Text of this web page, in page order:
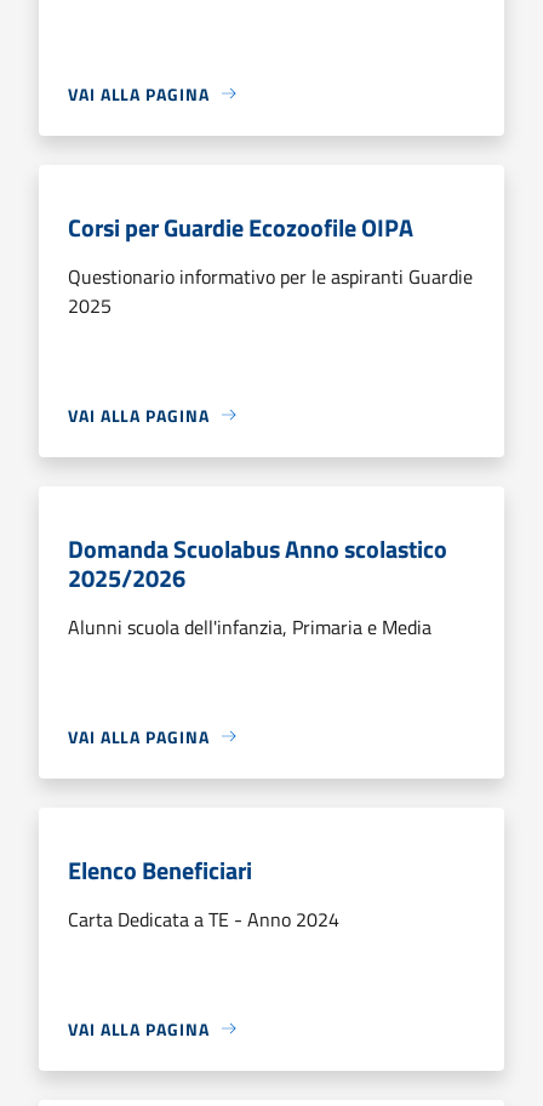
VAI ALLA PAGINA
Corsi per Guardie Ecozoofile OIPA
Questionario informativo per le aspiranti Guardie
2025
VAI ALLA PAGINA
Domanda Scuolabus Anno scolastico
2025/2026
Alunni scuola dell'infanzia, Primaria e Media
VAI ALLA PAGINA
Elenco Beneficiari
Carta Dedicata a TE - Anno 2024
VAI ALLA PAGINA